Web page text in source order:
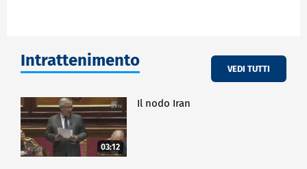
Intrattenimento VEDI TUTTI
03:12
Il nodo Iran